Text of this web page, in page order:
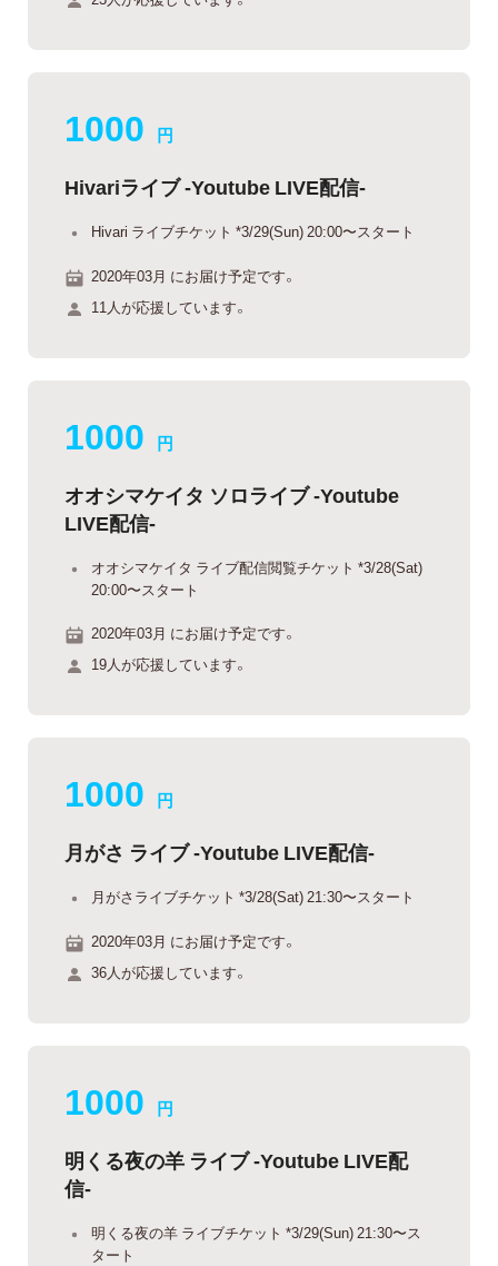
1000 円
Hivariライブ -Youtube LIVE配信-
Hivari ライブチケット *3/29(Sun) 20:00〜スタート
2020年03月 にお届け予定です。
11人が応援しています。
1000 円
オオシマケイタ ソロライブ -Youtube
LIVE配信-
オオシマケイタ ライブ配信閲覧チケット *3/28(Sat)
20:00〜スタート
2020年03月 にお届け予定です。
19人が応援しています。
1000 円
月がさ ライブ -Youtube LIVE配信-
月がさライブチケット *3/28(Sat) 21:30〜スタート
2020年03月 にお届け予定です。
36人が応援しています。
1000 円
明くる夜の羊 ライブ -Youtube LIVE配
信-
明くる夜の羊 ライブチケット *3/29(Sun) 21:30〜ス
タート